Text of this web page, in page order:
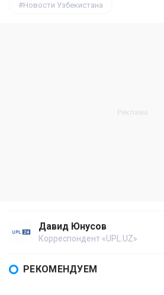
Новости Узбекистана
Давид Юнусов
Корреспондент «UPL.UZ»
РЕКОМЕНДУЕМ